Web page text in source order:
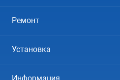
Ремонт
Установка
Информация